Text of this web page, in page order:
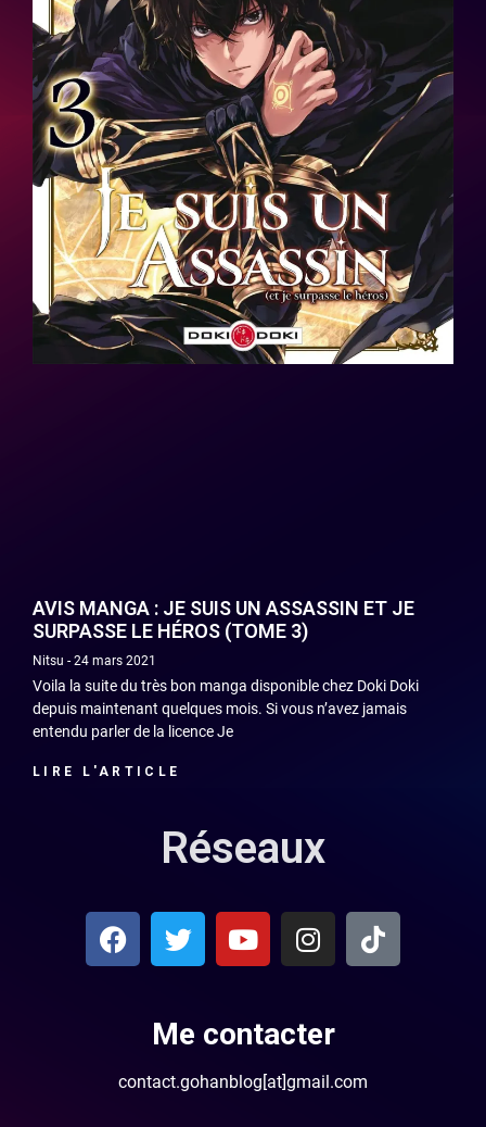
AVIS MANGA : JE SUIS UN ASSASSIN ET JE
SURPASSE LE HÉROS (TOME 3)
Nitsu 24 mars 2021
Voila la suite du très bon manga disponible chez Doki Doki
depuis maintenant quelques mois. Si vous n’avez jamais
entendu parler de la licence Je
LIRE L'ARTICLE
Réseaux
Me contacter
contact.gohanblog[at]gmail.com